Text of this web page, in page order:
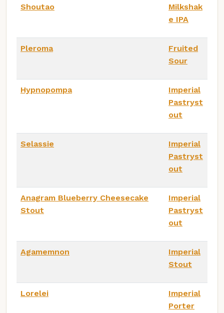
Shoutao
Milkshak
e IPA
Pleroma
Fruited
Sour
Hypnopompa
Imperial
Pastryst
out
Selassie
Imperial
Pastryst
out
Anagram Blueberry Cheesecake
Stout
Imperial
Pastryst
out
Agamemnon
Imperial
Stout
Lorelei
Imperial
Porter